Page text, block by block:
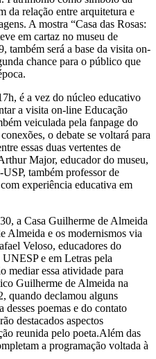
da relação entre arquitetura e
A mostra “Casa das Rosas:
em cartaz no museu de
também será a base da visita on-
chance para o público que
é a vez do núcleo educativo
a visita on-line Educação
veiculada pela fanpage do
o debate se voltará para
essas duas vertentes de
Major, educador do museu,
também professor de
experiência educativa em
a Casa Guilherme de Almeida
Almeida e os modernismos via
Veloso, educadores do
e em Letras pela
mediar essa atividade para
Guilherme de Almeida na
quando declamou alguns
poemas e do contato
destacados aspectos
reunida pelo poeta.Além das
a programação voltada à